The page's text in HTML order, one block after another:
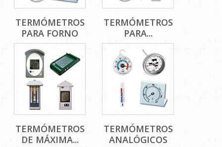
TERMÓMETROS
PARA FORNO
TERMÓMETROS
PARA...
TERMÓMETROS
DE MÁXIMA...
TERMÓMETROS
ANALÓGICOS